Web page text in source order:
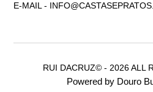
E-MAIL -
RUI DACRUZ© - 2026 ALL
Powered by Douro